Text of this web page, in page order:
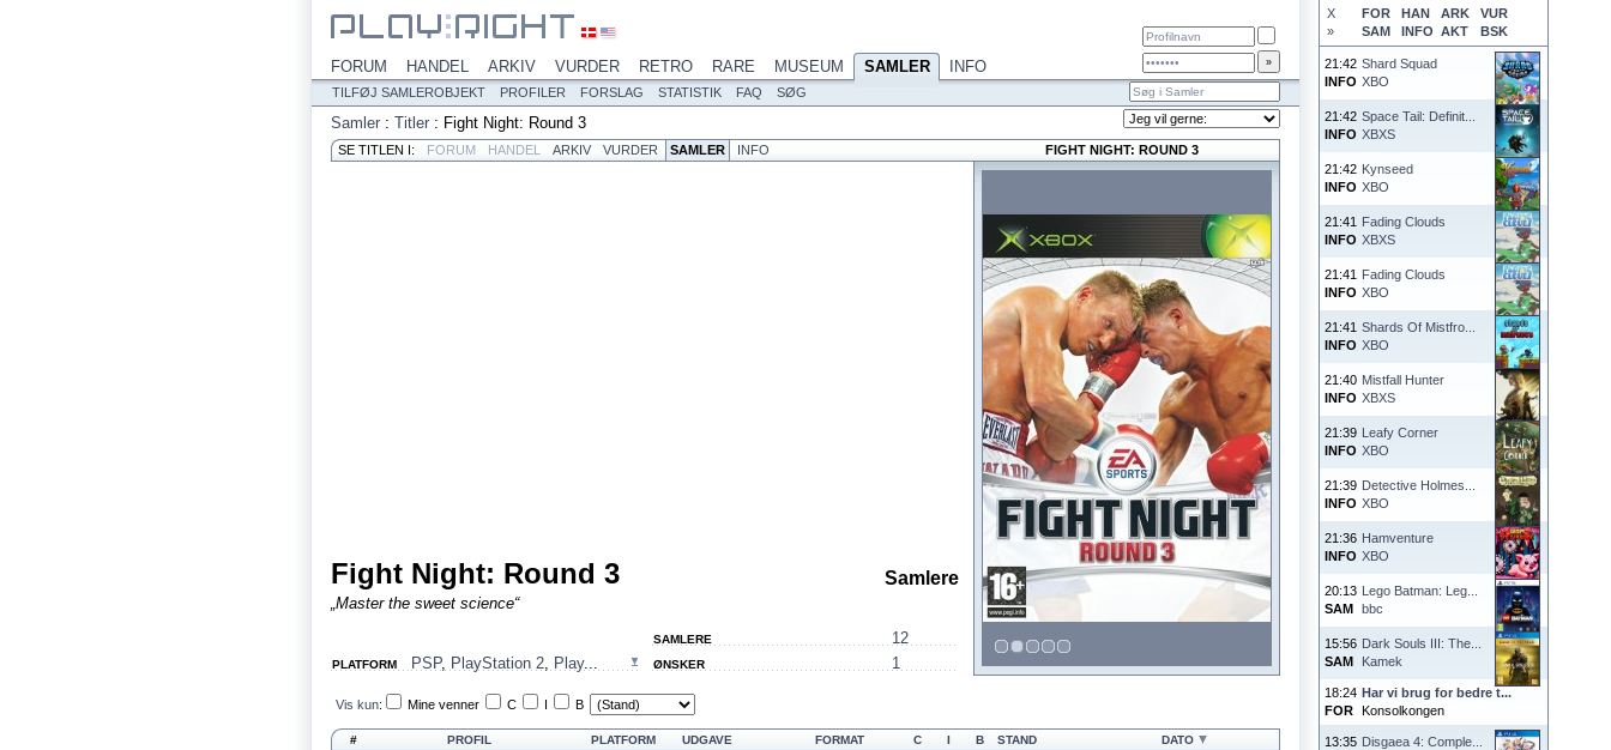
X FOR HAN ARK
VUR
»
SAM INFO AKT BSK
21:42
INFO
Shard Squad
XBO
21:42
INFO
Space Tail: Definit...
XBXS
21:42
INFO
Kynseed
XBO
21:41
INFO
Fading Clouds
XBXS
21:41
INFO
Fading Clouds
XBO
21:41
INFO
Shards Of Mistfro...
XBO
21:40
INFO
Mistfall Hunter
XBXS
21:39
INFO
Leafy Corner
XBO
21:39
INFO
Detective Holmes...
XBO
21:36
INFO
Hamventure
XBO
20:13
SAM
Lego Batman: Leg...
bbc
15:56
SAM
Dark Souls III: The...
Kamek
18:24
FOR
Har vi brug for bedre t...
Konsolkongen
13:35 Disgaea 4: Comple...
FORUM HANDEL ARKIV VURDER RETRO RARE MUSEUM SAMLER INFO
TILFØJ SAMLEROBJEKT PROFILER FORSLAG STATISTIK FAQ SØG
Samler : Titler : Fight Night: Round 3
SE TITLEN I: FORUM HANDEL ARKIV VURDER SAMLER INFO FIGHT NIGHT: ROUND 3
Fight Night: Round 3 Samlere
„Master the sweet science“
PLATFORM PSP, PlayStation 2, Play...
SAMLERE 12
ØNSKER 1
Vis kun: Mine venner C I B
# PROFIL PLATFORM UDGAVE FORMAT C I B STAND DATO